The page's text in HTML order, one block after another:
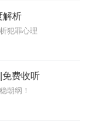
解析
犯罪心理
免费收听
朝纲！